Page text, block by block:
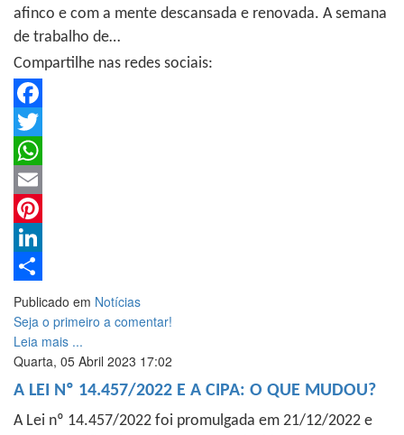
afinco e com a mente descansada e renovada. A semana
de trabalho de…
Compartilhe nas redes sociais:
Facebook
Twitter
WhatsApp
Email
Pinterest
LinkedIn
Share
Publicado em Notícias
Seja o primeiro a comentar!
Leia mais ...
Quarta, 05 Abril 2023 17:02
A LEI Nº 14.457/2022 E A CIPA: O QUE MUDOU?
A Lei nº 14.457/2022 foi promulgada em 21/12/2022 e